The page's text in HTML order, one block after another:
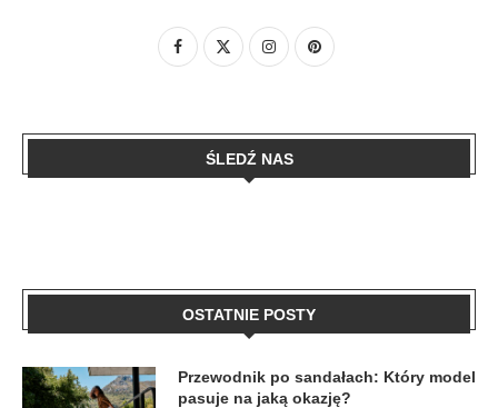
ŚLEDŹ NAS
OSTATNIE POSTY
Przewodnik po sandałach: Który model
pasuje na jaką okazję?